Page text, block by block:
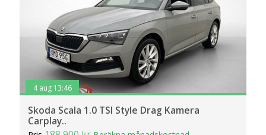
4 aug 13:46
Skoda Scala 1.0 TSI Style Drag Kamera
Carplay..